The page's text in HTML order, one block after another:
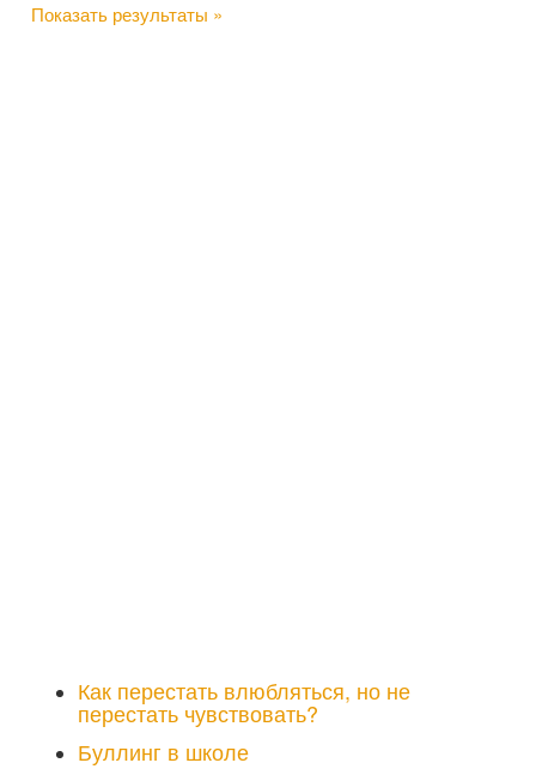
Показать результаты »
Как перестать влюбляться, но не
перестать чувствовать?
Буллинг в школе